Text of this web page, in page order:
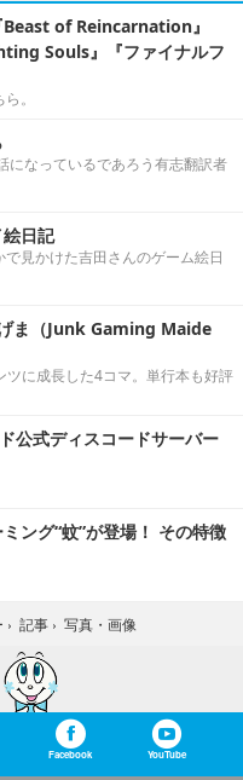
of Reincarnation』
Souls』『ファイナルフ
。
になっているであろう有志翻訳者
日記
見かけた吉田さんのゲーム絵日
ま（Junk Gaming Maide
に成長した4コマ。単行本も好評
公式ディスコードサーバー
ング“蚊”が登場！ その特徴
› 記事 › 写真・画像
Facebook YouTube